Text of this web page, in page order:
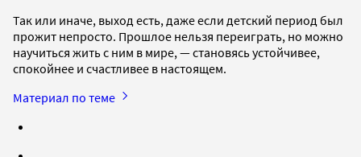
Так или иначе, выход есть, даже если детский период был
прожит непросто. Прошлое нельзя переиграть, но можно
научиться жить с ним в мире, — становясь устойчивее,
спокойнее и счастливее в настоящем.
Материал по теме